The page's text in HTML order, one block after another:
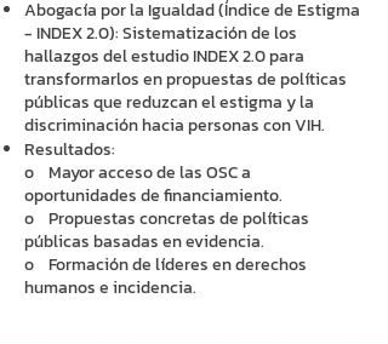
Abogacía por la Igualdad (Índice de Estigma
- INDEX 2.0): Sistematización de los
hallazgos del estudio INDEX 2.0 para
transformarlos en propuestas de políticas
públicas que reduzcan el estigma y la
discriminación hacia personas con VIH.
Resultados:
o Mayor acceso de las OSC a
oportunidades de financiamiento.
o Propuestas concretas de políticas
públicas basadas en evidencia.
o Formación de líderes en derechos
humanos e incidencia.